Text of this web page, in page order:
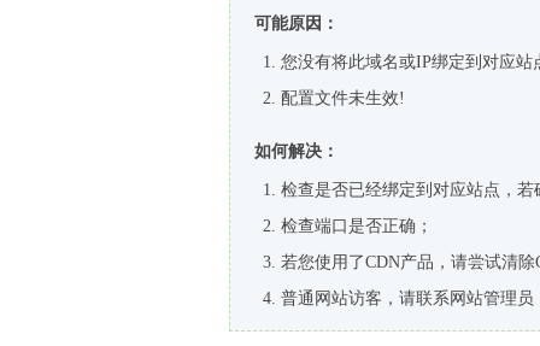
可能原因：
您没有将此域名或IP绑定到对应站
配置文件未生效!
如何解决：
检查是否已经绑定到对应站点，
检查端口是否正确；
若您使用了CDN产品，请尝试清除
普通网站访客，请联系网站管理员